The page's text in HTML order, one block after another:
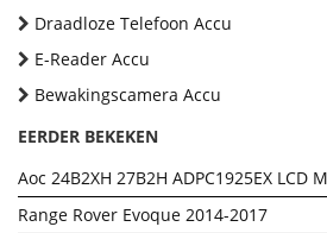
Draadloze Telefoon Accu
E-Reader Accu
Bewakingscamera Accu
EERDER BEKEKEN
Aoc 24B2XH 27B2H ADPC1925EX LCD
Range Rover Evoque 2014-2017